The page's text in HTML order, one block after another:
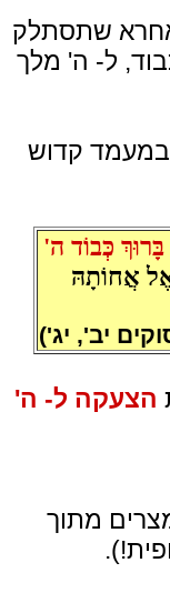
שתסתלק
ל- ה' מלך
קדוש
כְּבוֹד ה'
אֲחוֹתָהּ
יב', יג')
הצעקה ל- ה'
מתוך